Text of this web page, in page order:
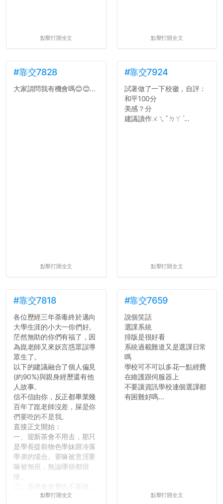
點擊打開全文 點擊打開全文
#靠交7828
大家請問我有機會嗎😊😊...
點擊打開全文
#靠交7924
試著做了一下校徽，自評：
和平100分
美感？分
建議讀作ㄨㄟˇㄉㄚˋ...
點擊打開全文
#靠交7818
各位歷經三年荼毒終於邁向
大學生涯的小大一你們好。
茫然無助的你們有福了，因
為崑老師又來妖言惑眾誤導
眾生了。
以下的建議融合了個人偏見
(約90%)與親身經歷還有他
人故事。
信不信由你，反正都畢業幾
百年了崑老師沒差，屎是你
們要吃的不是我。
直接正文開始：
一、迎新茶會不用去，那只
是學長提前物色學妹跟冷落
學弟的場合。要嘛被意淫要
嘛被無視，無論哪個都很
慘。
很多人一路輕鬆自在到畢業
點擊打開全文
#靠交7659
說個笑話
選課系統
排版是很好看
系統過載難道又是選課日常
嗎
學校可不可以多花一點經費
在維護跟伺服器上
不要讓資訊學校連個選課都
有困難好嗎...
點擊打開全文